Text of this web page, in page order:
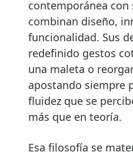
contemporánea con
combinan diseño,
funcionalidad. Sus
redefinido gestos
una maleta o
apostando siempre
fluidez que se
más que en teoría.
Esa filosofía se